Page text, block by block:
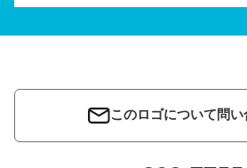
このロゴについて問い